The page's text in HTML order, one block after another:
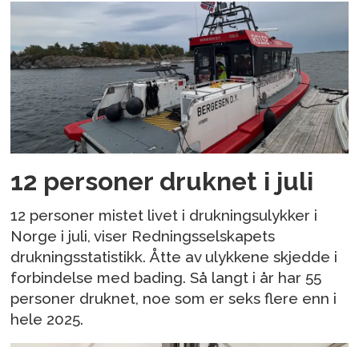
12 personer druknet i juli
12 personer mistet livet i drukningsulykker i
Norge i juli, viser Redningsselskapets
drukningsstatistikk. Åtte av ulykkene skjedde i
forbindelse med bading. Så langt i år har 55
personer druknet, noe som er seks flere enn i
hele 2025.